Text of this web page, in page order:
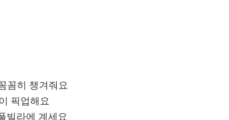
꼼히 챙겨줘요
픽업해요
빌라에 계세요